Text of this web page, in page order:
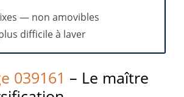
— non amovibles
difficile à laver
039161 – Le maître